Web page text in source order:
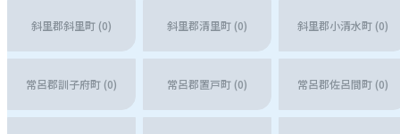
斜里郡斜里町 (0) 斜里郡清里町 (0) 斜里郡小清水町 (0)
常呂郡訓子府町 (0) 常呂郡置戸町 (0) 常呂郡佐呂間町 (0)